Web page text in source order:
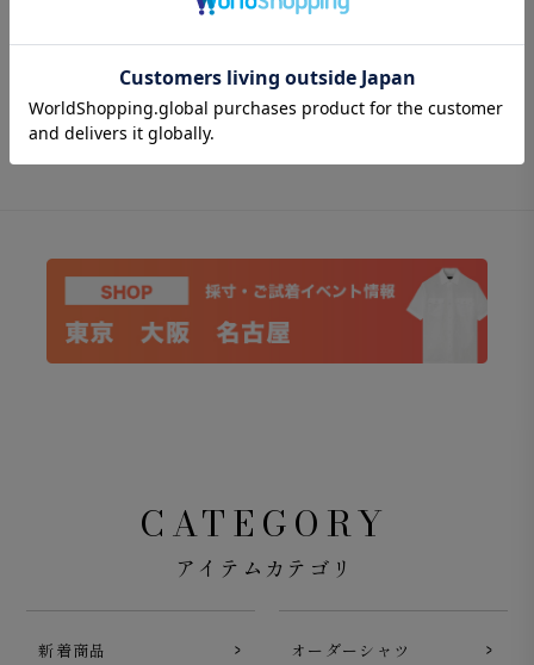
CATEGORY
アイテムカテゴリ
新着商品 オーダーシャツ